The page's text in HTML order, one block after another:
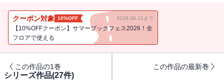
クーポン対象 10%OFF 2026.08.11まで
【10%OFFクーポン】サマーブックフェス2026！全
フロアで使える
この作品の1巻 この作品の最新巻
シリーズ作品(27件)